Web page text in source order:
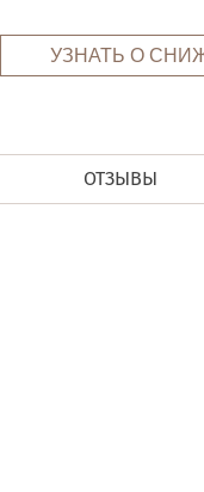
УЗНАТЬ О
ОТЗЫВЫ